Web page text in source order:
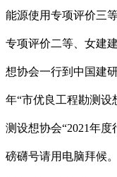
能源使用专项评价三
专项评价二等、女建
想协会一行到中国建
年“市优良工程勘测设
测设想协会“2021年
磅礴号请用电脑拜候